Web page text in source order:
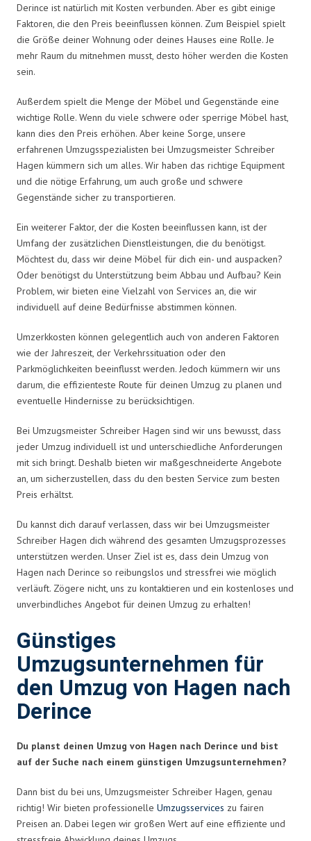
Derince ist natürlich mit Kosten verbunden. Aber es gibt einige
Faktoren, die den Preis beeinflussen können. Zum Beispiel spielt
die Größe deiner Wohnung oder deines Hauses eine Rolle. Je
mehr Raum du mitnehmen musst, desto höher werden die Kosten
sein.
Außerdem spielt die Menge der Möbel und Gegenstände eine
wichtige Rolle. Wenn du viele schwere oder sperrige Möbel hast,
kann dies den Preis erhöhen. Aber keine Sorge, unsere
erfahrenen Umzugsspezialisten bei Umzugsmeister Schreiber
Hagen kümmern sich um alles. Wir haben das richtige Equipment
und die nötige Erfahrung, um auch große und schwere
Gegenstände sicher zu transportieren.
Ein weiterer Faktor, der die Kosten beeinflussen kann, ist der
Umfang der zusätzlichen Dienstleistungen, die du benötigst.
Möchtest du, dass wir deine Möbel für dich ein- und auspacken?
Oder benötigst du Unterstützung beim Abbau und Aufbau? Kein
Problem, wir bieten eine Vielzahl von Services an, die wir
individuell auf deine Bedürfnisse abstimmen können.
Umzerkkosten können gelegentlich auch von anderen Faktoren
wie der Jahreszeit, der Verkehrssituation oder den
Parkmöglichkeiten beeinflusst werden. Jedoch kümmern wir uns
darum, die effizienteste Route für deinen Umzug zu planen und
eventuelle Hindernisse zu berücksichtigen.
Bei Umzugsmeister Schreiber Hagen sind wir uns bewusst, dass
jeder Umzug individuell ist und unterschiedliche Anforderungen
mit sich bringt. Deshalb bieten wir maßgeschneiderte Angebote
an, um sicherzustellen, dass du den besten Service zum besten
Preis erhältst.
Du kannst dich darauf verlassen, dass wir bei Umzugsmeister
Schreiber Hagen dich während des gesamten Umzugsprozesses
unterstützen werden. Unser Ziel ist es, dass dein Umzug von
Hagen nach Derince so reibungslos und stressfrei wie möglich
verläuft. Zögere nicht, uns zu kontaktieren und ein kostenloses und
unverbindliches Angebot für deinen Umzug zu erhalten!
Günstiges
Umzugsunternehmen für
den Umzug von Hagen nach
Derince
Du planst deinen Umzug von Hagen nach Derince und bist
auf der Suche nach einem günstigen Umzugsunternehmen?
Dann bist du bei uns, Umzugsmeister Schreiber Hagen, genau
richtig! Wir bieten professionelle Umzugsservices zu fairen
Preisen an. Dabei legen wir großen Wert auf eine effiziente und